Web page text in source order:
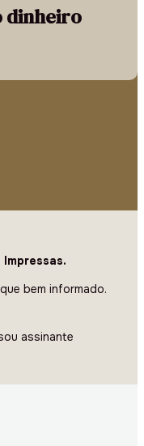
dinheiro
bem informado.
assinante